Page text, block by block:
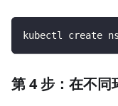
kubectl create ns
第 4 步：在不同